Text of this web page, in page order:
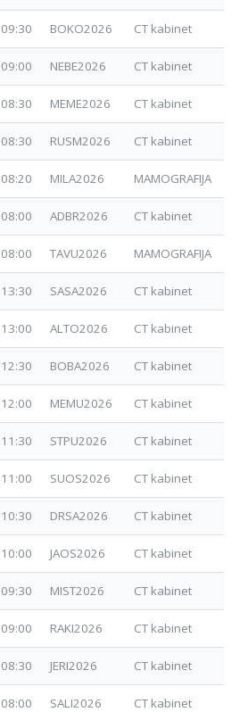
09:30 BOKO2026 CT kabinet
09:00 NEBE2026 CT kabinet
08:30 MEME2026 CT kabinet
08:30 RUSM2026 CT kabinet
08:20 MILA2026 MAMOGRAFIJA
08:00 ADBR2026 CT kabinet
08:00 TAVU2026 MAMOGRAFIJA
13:30 SASA2026 CT kabinet
13:00 ALTO2026 CT kabinet
12:30 BOBA2026 CT kabinet
12:00 MEMU2026 CT kabinet
11:30 STPU2026 CT kabinet
11:00 SUOS2026 CT kabinet
10:30 DRSA2026 CT kabinet
10:00 JAOS2026 CT kabinet
09:30 MIST2026 CT kabinet
09:00 RAKI2026 CT kabinet
08:30 JERI2026 CT kabinet
08:00 SALI2026 CT kabinet